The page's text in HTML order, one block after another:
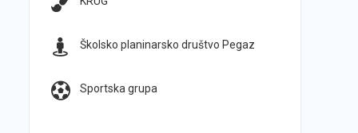
Školsko planinarsko društvo Pegaz
Sportska grupa